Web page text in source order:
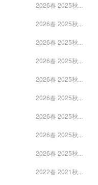
2026春 2025秋...
2026春 2025秋...
2026春 2025秋...
2026春 2025秋...
2026春 2025秋...
2026春 2025秋...
2026春 2025秋...
2026春 2025秋...
2026春 2025秋...
2022春 2021秋...